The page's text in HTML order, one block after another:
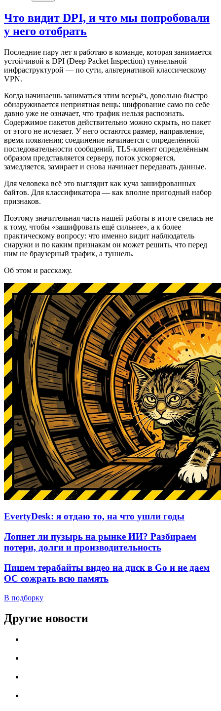
Что видит DPI, и что мы попробовали
у него отобрать
Последние пару лет я работаю в команде, которая занимается
устойчивой к DPI (Deep Packet Inspection) туннельной
инфраструктурой — по сути, альтернативой классическому
VPN.
Когда начинаешь заниматься этим всерьёз, довольно быстро
обнаруживается неприятная вещь: шифрование само по себе
давно уже не означает, что трафик нельзя распознать.
Содержимое пакетов действительно можно скрыть, но пакет
от этого не исчезает. У него остаются размер, направление,
время появления; соединение начинается с определённой
последовательности сообщений, TLS-клиент определённым
образом представляется серверу, поток ускоряется,
замедляется, замирает и снова начинает передавать данные.
Для человека всё это выглядит как куча зашифрованных
байтов. Для классификатора — как вполне пригодный набор
признаков.
Поэтому значительная часть нашей работы в итоге свелась не
к тому, чтобы «зашифровать ещё сильнее», а к более
практическому вопросу: что именно видит наблюдатель
снаружи и по каким признакам он может решить, что перед
ним не браузерный трафик, а туннель.
Об этом и расскажу.
EvertyDesk: я отдаю то, на что ушли годы
Лопнет ли пузырь на рынке ИИ? Разбираем
потери, долги и производительность
Пишем терабайты видео на диск в Go и не даем
ОС сожрать всю память
В подборку
Другие новости